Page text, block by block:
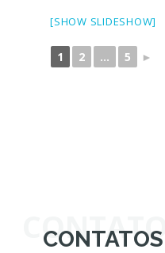
[SHOW SLIDESHOW]
1 2 ... 5 ►
CONTATOS
CONTATOS